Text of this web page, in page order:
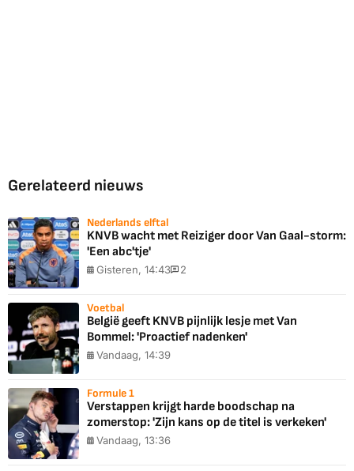
Gerelateerd nieuws
Nederlands elftal
KNVB wacht met Reiziger door Van Gaal-storm:
'Een abc'tje'
Gisteren, 14:43 2
Voetbal
België geeft KNVB pijnlijk lesje met Van
Bommel: 'Proactief nadenken'
Vandaag, 14:39
Formule 1
Verstappen krijgt harde boodschap na
zomerstop: 'Zijn kans op de titel is verkeken'
Vandaag, 13:36